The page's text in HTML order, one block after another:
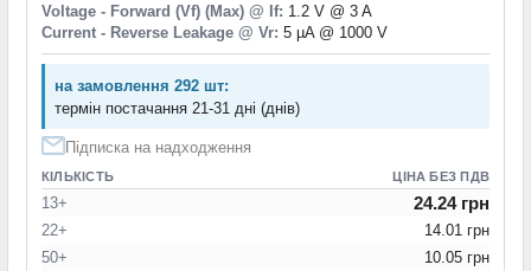
Voltage - Forward (Vf) (Max) @ If: 1.2 V @ 3 A
Current - Reverse Leakage @ Vr: 5 µA @ 1000 V
на замовлення 292 шт:
термін постачання 21-31 дні (днів)
Підписка на надходження
КІЛЬКІСТЬ ЦІНА БЕЗ ПДВ
13+ 24.24 грн
22+
14.01 грн
50+
10.05 грн